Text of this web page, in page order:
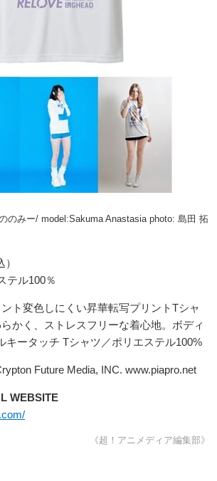
のみー/ model:Sakuma Anastasia photo: 島田 拓
テル100％
ト変色しにくい昇華転写プリントTシャ
かく、ストレスフリーな着心地。ボディ
キータッチ Tシャツ／ポリエステル100%
Future Media, INC. www.piapro.net
WEBSITE
《超！アニメディア編集部》